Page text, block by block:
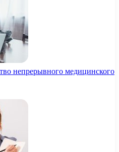
непрерывного медицинского